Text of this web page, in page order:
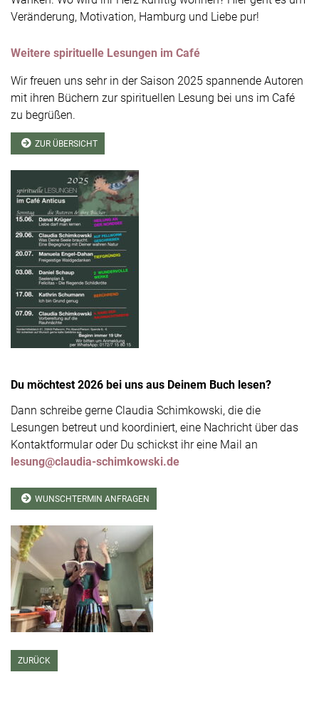
Veränderung, Motivation, Hamburg und Liebe pur!
Weitere spirituelle Lesungen im Café
Wir freuen uns sehr in der Saison 2025 spannende Autoren
mit ihren Büchern zur spirituellen Lesung bei uns im Café
zu begrüßen.
ZUR ÜBERSICHT
Du möchtest 2026 bei uns aus Deinem Buch lesen?
Dann schreibe gerne Claudia Schimkowski, die die
Lesungen betreut und koordiniert, eine Nachricht über das
Kontaktformular oder Du schickst ihr eine Mail an
lesung@claudia-schimkowski.de
WUNSCHTERMIN ANFRAGEN
ZURÜCK